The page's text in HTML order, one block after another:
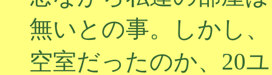
無いとの事。しかし
空室だったのか、20